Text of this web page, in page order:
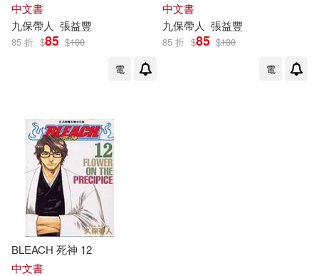
中文書
九保帶人 張益豐
85 折 $85 $100
電
中文書
九保帶人 張益豐
85 折 $85 $100
電
BLEACH 死神 12
中文書